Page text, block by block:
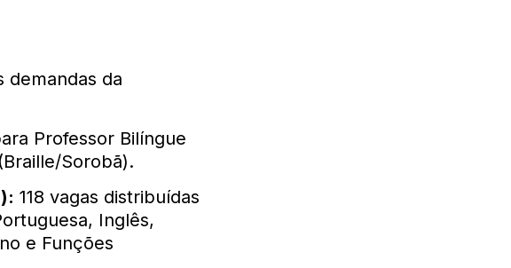
demandas da
Professor Bilíngue
Sorobã).
118 vagas distribuídas
Inglês,
e Funções